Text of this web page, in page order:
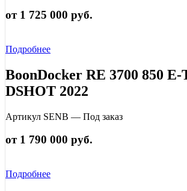
от 1 725 000 руб.
Подробнее
BoonDocker RE 3700 850 E-
DSHOT 2022
Артикул SENB — Под заказ
от 1 790 000 руб.
Подробнее